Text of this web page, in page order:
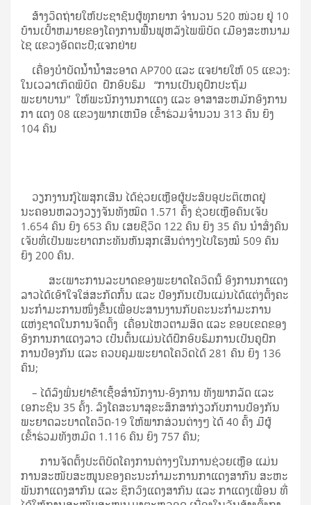
ສ້າງວິດຖ່າຍ​ໃຫ້​ປະ​ຊາ​ຊົນ​ຜູ້​ທຸກ​ຍາກ ຈຳນວນ 520 ໜ່ວຍ ຢູ່ 10
ບ້ານເປົ້າ​ຫມາຍຂອງໂຄງການຟື້ນຟູຫລັງໄພພິບັດ ເມືອງສະ​ຫນາມ
ໄຊ ແຂວງອັດຕະປື;ແຈກ​ຢ່າຍ
ເຄື່ອງບຳບັດນ້ຳ​ນ້ຳ​ສະ​ອາດ AP700 ແລະ ແຈຢາຍໃຫ້ 05 ແຂວງ:
​ໃນ​ເວ​ລາ​ເກິດ​ພິ​ບັດ ຝຶກອົບຮົມ “ການເປັນຄູຝຶກປະຖົມ
ພະຍາບານ” ໃຫ້ພະນັກງານກາແດງ ແລະ ອາສາສະຫມັກອົງການ
ກາ ແດງ 08 ແຂວງພາກເ​ຫນືອ ເຂົ້າຮ່ວມຈໍານວນ 313 ຄົນ ຍິງ
104 ຄົນ
ວຽກ​ງານ​ກູ້​ໄພ​ສຸກ​ເສີນ ໄດ້ຊ່ວຍເຫຼືອຜູ້​ປະ​ສົບອຸປະຕິເຫດຢູ່
ນະຄອນຫລວງວຽງຈັນທັງ​ໝົດ 1.571 ຄັ້ງ ຊ່ວຍເຫຼືອຄົນເຈັບ
1.654 ຄົນ ຍິງ 653 ຄົນ ເສຍຊີວິດ 122 ຄົນ ຍິງ 35 ຄົນ ນໍາສົ່ງຄົນ
ເຈັບທີ່ເປັນພະຍາດກະທັນຫັນສຸກເສີນຕ່າງໆໄປໂຮງ​ໝໍ 509 ຄົນ
ຍິງ 200 ຄົນ.
ສະ​ເພາະ​ການ​ລະ​ບາດ​ຂອງ​ພະ​ຍາດ​ໂຄວິດ​ນີ້ ​ອົງ​ການ​ກາ​ແດງ​
ລາວ​ໄດ້​ເອົາ​ໃຈ​ໃສ່ສະ​ກັດ​ກັ້ນ​ ແລະ ​ປ້ອງ​ກັນ​ເປັນ​ແມ່ນໄດ້​ແຕ່ງ​ຕັ້ງ​ຄະ​
ນະ​ກຳ​ມະ​ການ​ໜຶ່ງ​ຂື້ນ​ເພື່ອ​ປະ​ສານ​ງານ​ກັບ​ຄະ​ນະ​ກຳ​ມະ​ການ​
ແຫ່ງ​ຊາດ​ໃນ​ການ​ຈັດ​ຕັ້ງ ​ເຄື່ອນ​ໄຫວ​ຕາມ​ສິດ ​ແລະ ​ຂອບ​ເຂດ​ຂອງ​
ອົງ​ການ​ກາ​ແດງ​ລາວ ເປັນ​ຕົ້ນ​ແມ່ນໄດ້ຝຶກອົບຮົມການເປັນຄູຝຶກ
ການປ້ອງກັນ ແລະ ຄວບຄຸມພະຍາດໂຄວິດ​ໄດ້ 281 ຄົນ ຍິງ 136
ຄົນ;
– ໄດ້ລົງພົ່ນຢາຂ້າເຊື້ອສຳນັກງານ-ອົງການ ທັງພາກລັດ ແລະ
ເອກະຊົນ 35 ຄັ້ງ. ລົງໂຄສະນາສຸຂະສຶກສາກ່ຽວກັບການປ້ອງກັນ
ພະຍາດລະບາດໂຄວິດ-19 ໃຫ້ພາກສ່ວນຕ່າງໆ ໄດ້ 40 ຄັ້ງ ມີຜູ້
ເຂົ້າຮ່ວມທັງ​ຫມົດ 1.116 ຄົນ ຍິງ 757 ຄົນ;
ການ​ຈັດ​ຕັ້ງ​ປະ​ຕິ​ບັດ​ໂຄງ​ການ​ຕ່າງໆ​ໃນ​ການ​ຊ່ວຍ​ເຫຼືອ ​ແມ່ນ​
ການ​ສະ​ໜັບ​ສະ​ໜູນ​ຂອງ​ຄະ​ນະ​ກຳ​ມະ​ການ​ກາ​ແດງ​ສາ​ກົນ ສະ​ຫະ​
ພັນ​ກາ​ແດງ​ສາ​ກົນ​ ແລະ ​ຊິກວົງ​ແດງ​ສາ​ກົນ ​ແລະ​ ກາ​ແດງ​ເພື່ອນ ​ທີ່​